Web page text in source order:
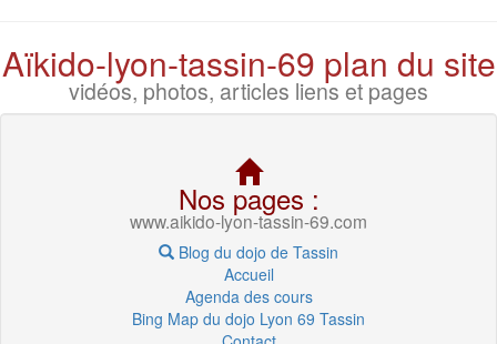
Aïkido-lyon-tassin-69 plan du site
vidéos, photos, articles liens et pages
Nos pages :
www.aikido-lyon-tassin-69.com
Blog du dojo de Tassin
Accueil
Agenda des cours
Bing Map du dojo Lyon 69 Tassin